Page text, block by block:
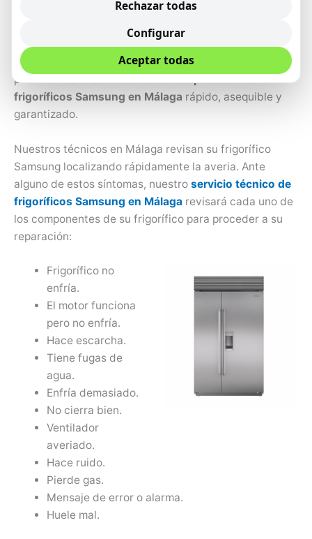
los alimentos de la mejor forma y el mayor tiempo
posible, Samsung no solo se desarrollan altas
tecnologías con un periodo de vida útil, sino además
nos encargamos de alargar esa vida útil lo más que se
pueda ofreciendo un
frigoríficos Samsung en Málaga rápido, asequible y
garantizado.
Nuestros técnicos en Málaga revisan su frigorífico
Samsung localizando rápidamente la averia. Ante
alguno de estos síntomas, nuestro servicio técnico de
frigoríficos Samsung en Málaga revisará cada uno de
los componentes de su frigorífico para proceder a su
reparación:
Frigorífico no
enfría.
El motor funciona
pero no enfría.
Hace escarcha.
Tiene fugas de
agua.
Enfría demasiado.
No cierra bien.
Ventilador
averiado.
Hace ruido.
Pierde gas.
Mensaje de error o alarma.
Huele mal.
Rechazar todas
Configurar
Aceptar todas